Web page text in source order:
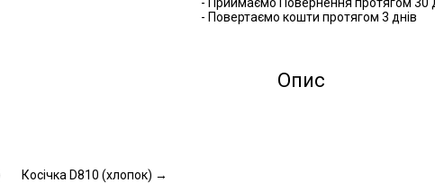
- Повертаємо кошти протягом 3 днів
Опис
Косічка D810 (хлопок) →